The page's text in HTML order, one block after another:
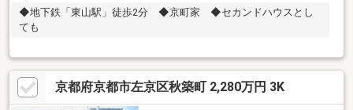
◆地下鉄「東山駅」徒歩2分 ◆京町家 ◆セカンドハウスとし
ても
京都府京都市左京区秋築町 2,280万円 3K